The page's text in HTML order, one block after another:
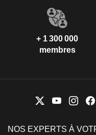
+ 1 300 000
membres
NOS EXPERTS À